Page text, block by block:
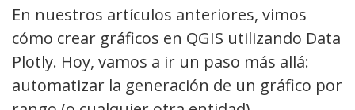
En nuestros artículos anteriores, vimos
cómo crear gráficos en QGIS utilizando Data
Plotly. Hoy, vamos a ir un paso más allá:
automatizar la generación de un gráfico por